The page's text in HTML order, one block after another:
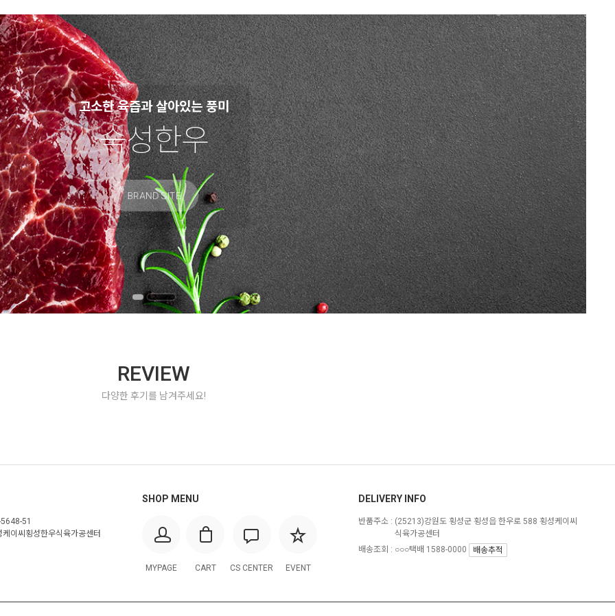
고소한 육즙과 살아있는 풍미
숙성한우
BRAND SITE
REVIEW
다양한 후기를 남겨주세요!
51
이씨횡성한우식육가공센터
SHOP MENU
MYPAGE CART CS CENTER EVENT
DELIVERY INFO
반품주소 : (25213)강원도 횡성군 횡성읍 한우로 588 횡성케이씨
식육가공센터
배송조회 : ○○○택배 1588-0000
배송추적